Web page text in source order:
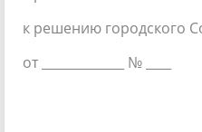
к решению городского
от _____________ № ____